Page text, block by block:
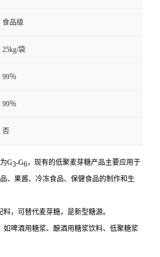
食品级
25kg/袋
99％
99％
否
G3-G6，现有的低聚麦芽糖产品主要应用于
、果酱、冷冻食品、保健食品的制作和生
料，可替代麦芽糖，是新型糖源。
如啤酒用糖浆、酿酒用糖浆饮料、低聚糖浆